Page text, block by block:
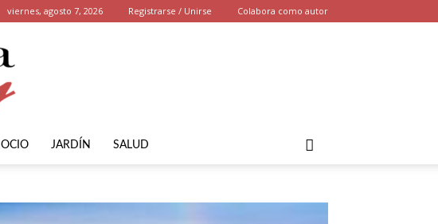
viernes, agosto 7, 2026 Registrarse / Unirse Colabora como autor
OCIO JARDÍN SALUD